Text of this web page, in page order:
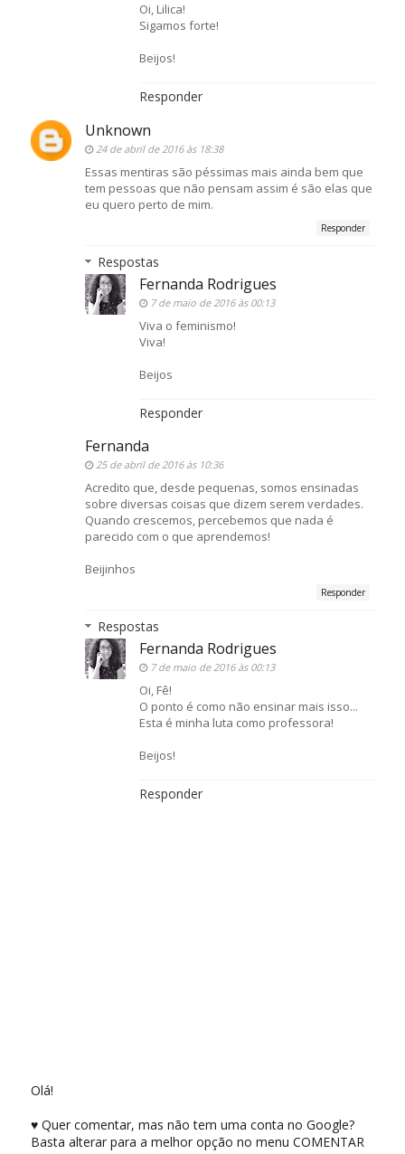
Oi, Lilica!
Sigamos forte!
Beijos!
Responder
Unknown
24 de abril de 2016 às 18:38
Essas mentiras são péssimas mais ainda bem que
tem pessoas que não pensam assim é são elas que
eu quero perto de mim.
Responder
Respostas
Fernanda Rodrigues
7 de maio de 2016 às 00:13
Viva o feminismo!
Viva!
Beijos
Responder
Fernanda
25 de abril de 2016 às 10:36
Acredito que, desde pequenas, somos ensinadas
sobre diversas coisas que dizem serem verdades.
Quando crescemos, percebemos que nada é
parecido com o que aprendemos!
Beijinhos
Responder
Respostas
Fernanda Rodrigues
7 de maio de 2016 às 00:13
Oi, Fê!
O ponto é como não ensinar mais isso...
Esta é minha luta como professora!
Beijos!
Responder
Olá!
♥ Quer comentar, mas não tem uma conta no Google?
Basta alterar para a melhor opção no menu COMENTAR